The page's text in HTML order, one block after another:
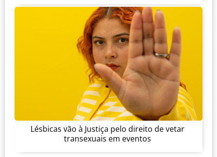
Lésbicas vão à Justiça pelo direito de vetar
transexuais em eventos